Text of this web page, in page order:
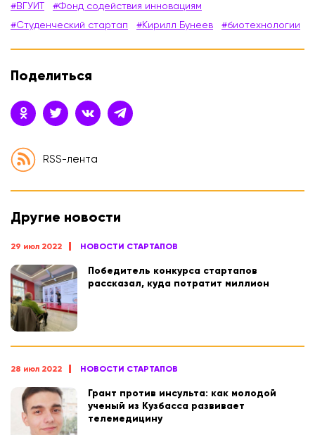
#ВГУИТ
#Фонд содействия инновациям
#Студенческий стартап
#Кирилл Бунеев #биотехнологии
Поделиться
RSS-лента
Другие новости
29 июл 2022 НОВОСТИ СТАРТАПОВ
Победитель конкурса стартапов
рассказал, куда потратит миллион
28 июл 2022 НОВОСТИ СТАРТАПОВ
Грант против инсульта: как молодой
ученый из Кузбасса развивает
телемедицину